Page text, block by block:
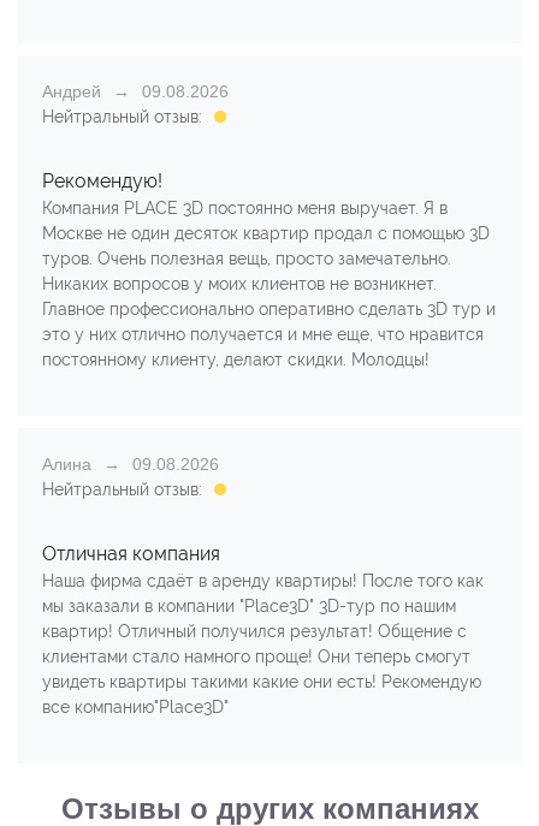
Андрей
09.08.2026
Нейтральный отзыв:
Рекомендую!
Компания PLACE 3D постоянно меня выручает. Я в
Москве не один десяток квартир продал с помощью 3D
туров. Очень полезная вещь, просто замечательно.
Никаких вопросов у моих клиентов не возникнет.
Главное профессионально оперативно сделать 3D тур и
это у них отлично получается и мне еще, что нравится
постоянному клиенту, делают скидки. Молодцы!
Алина
09.08.2026
Нейтральный отзыв:
Отличная компания
Наша фирма сдаёт в аренду квартиры! После того как
мы заказали в компании "Place3D" 3D-тур по нашим
квартир! Отличный получился результат! Общение с
клиентами стало намного проще! Они теперь смогут
увидеть квартиры такими какие они есть! Рекомендую
все компанию"Place3D"
Отзывы о других компаниях